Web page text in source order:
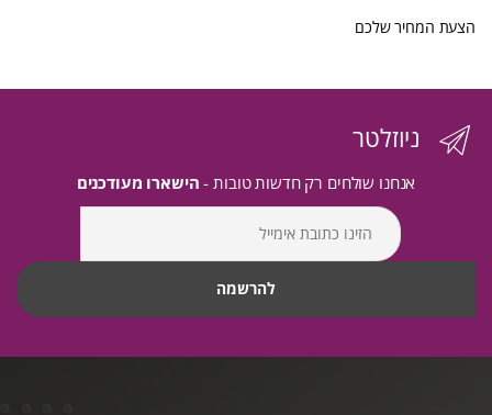
הצעת המחיר שלכם
ניוזלטר
אנחנו שולחים רק חדשות טובות - הישארו מעודכנים